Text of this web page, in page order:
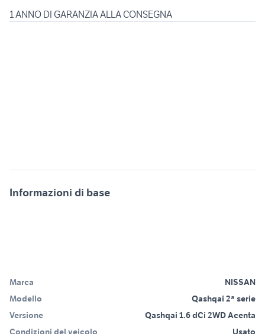
Informazioni di base
Marca
NISSAN
Modello
Qashqai 2ª serie
Versione
Qashqai 1.6 dCi 2WD Acenta
Condizioni del veicolo
Usato